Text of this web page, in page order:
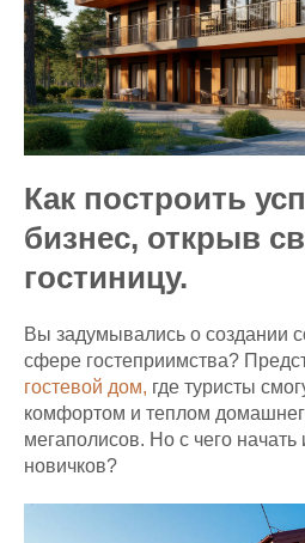
Как построить
бизнес, открыв
гостиницу.
Вы задумывались о создании
сфере гостеприимства?
гостевой дом, где туристы
комфортом и теплом
мегаполисов. Но с чего
новичков?